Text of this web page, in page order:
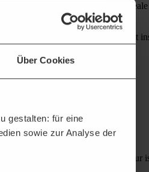
Über Cookies
gestalten: für eine
sowie zur Analyse der
der Konjunktur zieht man das
Konjunkturzyklus umfasst
Die Phase der Hochkonjunktur